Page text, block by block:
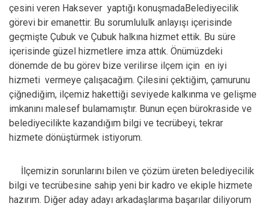
çesini veren Haksever yaptığı konuşmadaBelediyecilik
görevi bir emanettir. Bu sorumlululk anlayışı içerisinde
geçmişte Çubuk ve Çubuk halkına hizmet ettik. Bu süre
içerisinde güzel hizmetlere imza attık. Önümüzdeki
dönemde de bu görev bize verilirse ilçem için en iyi
hizmeti vermeye çalışacağım. Çilesini çektiğim, çamurunu
çiğnediğim, ilçemiz hakettiği seviyede kalkınma ve gelişme
imkanını malesef bulamamıştır. Bunun eçen bürokraside ve
belediyecilikte kazandığım bilgi ve tecrübeyi, tekrar
hizmete dönüştürmek istiyorum.
İlçemizin sorunlarını bilen ve çözüm üreten belediyecilik
bilgi ve tecrübesine sahip yeni bir kadro ve ekiple hizmete
hazırım. Diğer aday adayı arkadaşlarıma başarılar diliyorum